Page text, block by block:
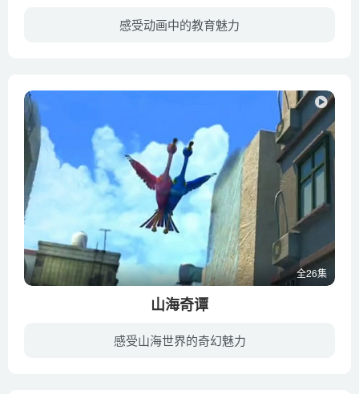
感受动画中的教育魅力
全26集
山海奇谭
感受山海世界的奇幻魅力